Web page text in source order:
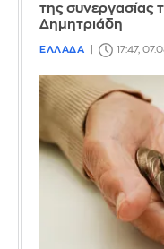
της συνεργασίας
Δημητριάδη
ΕΛΛΑΔΑ 17:47,